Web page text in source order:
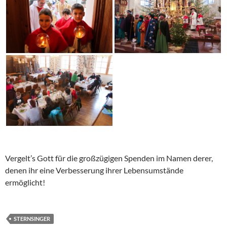
Vergelt’s Gott für die großzügigen Spenden im Namen derer,
denen ihr eine Verbesserung ihrer Lebensumstände
ermöglicht!
STERNSINGER